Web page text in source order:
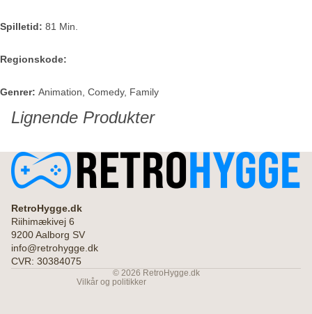
Spilletid: 81 Min.
Regionskode:
Genrer: Animation, Comedy, Family
Lignende Produkter
RetroHygge.dk
Riihimækivej 6
9200 Aalborg SV
info@retrohygge.dk
CVR: 30384075
© 2026 RetroHygge.dk
Vilkår og politikker
Politik om beskyttelse af persondata
Servicevilkår
Leveringspolitik